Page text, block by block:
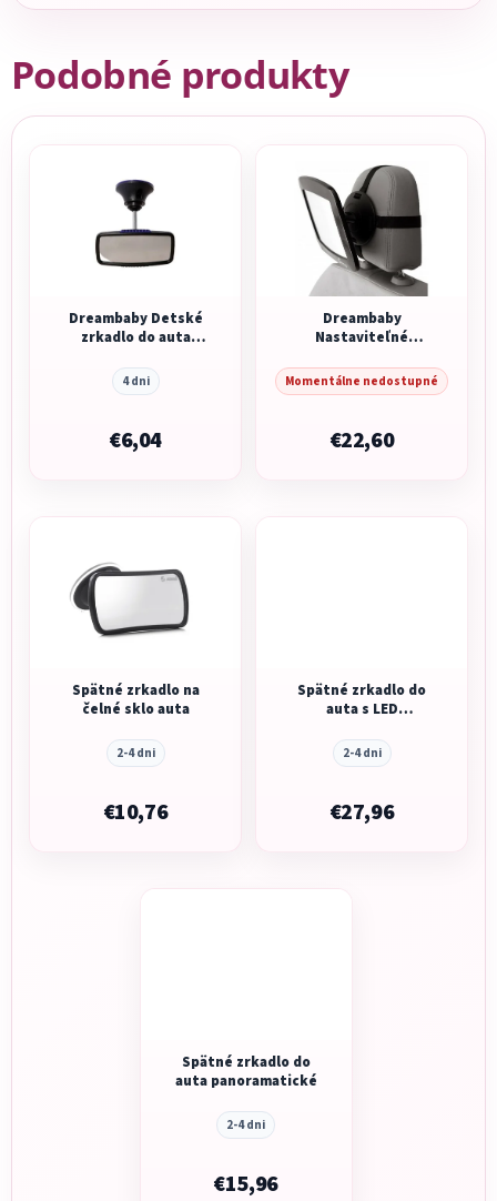
Podobné produkty
Dreambaby Detské
zrkadlo do auta
rôznych uhlov
4 dni
€6,04
Dreambaby
Nastaviteľné
pozorovanie dieťaťa
v aute
Momentálne nedostupné
€22,60
Spätné zrkadlo na
čelné sklo auta
2-4 dni
€10,76
Spätné zrkadlo do
auta s LED
2-4 dni
€27,96
Spätné zrkadlo do
auta panoramatické
2-4 dni
€15,96